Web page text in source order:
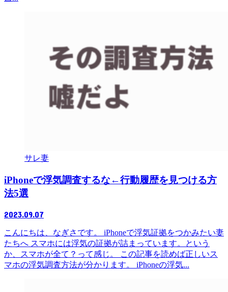
サレ妻
iPhoneで浮気調査するな←行動履歴を見つける方
法5選
2023.09.07
こんにちは、なぎさです。 iPhoneで浮気証拠をつかみたい妻
たちへ スマホには浮気の証拠が詰まっています。という
か、スマホが全て？って感じ。 この記事を読めば正しいス
マホの浮気調査方法が分かります。 iPhoneの浮気...